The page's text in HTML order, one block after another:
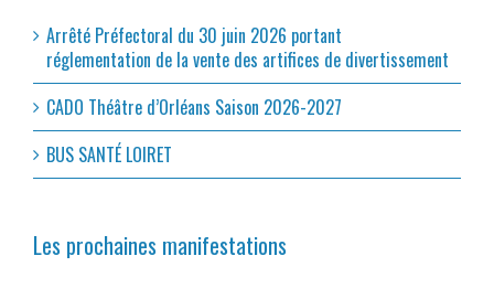
Arrêté Préfectoral du 30 juin 2026 portant
réglementation de la vente des artifices de divertissement
CADO Théâtre d’Orléans Saison 2026-2027
BUS SANTÉ LOIRET
Les prochaines manifestations